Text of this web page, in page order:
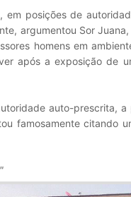
em posições de
argumentou Sor
homens em
após a exposição de
auto-prescrita,
famosamente citando